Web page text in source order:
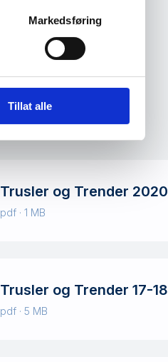
Markedsføring
Tillat alle
Trusler og Trender 2020
pdf · 1 MB
Trusler og Trender 17-18
pdf · 5 MB